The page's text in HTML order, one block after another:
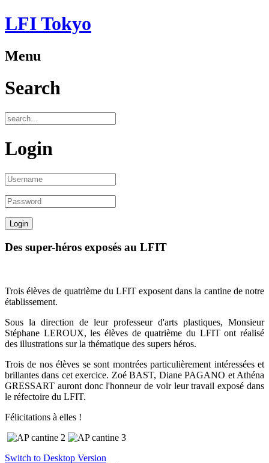
LFI Tokyo
Menu
Search
Login
Des super-héros exposés au LFIT
Trois élèves de quatrième du LFIT exposent dans la cantine de notre
établissement.
Sous la direction de leur professeur d'arts plastiques, Monsieur
Stéphane LEROUX, les élèves de quatrième du LFIT ont réalisé
des illustrations sur la thématique des supers héros.
Trois de nos élèves se sont montrées particulièrement intéressées et
brillantes dans cet exercice. Zoé BAST, Diane PAGANO et Athéna
GRESSART auront donc l'honneur de voir leur travail exposé dans
le réfectoire du LFIT.
Félicitations à elles !
Switch to Desktop Version